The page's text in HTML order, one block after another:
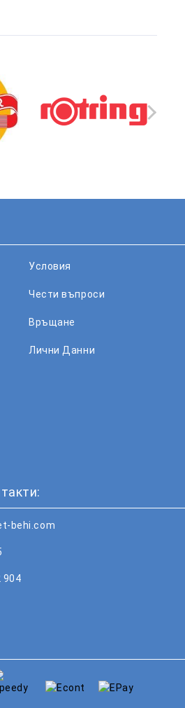
Условия
Чести въпроси
Връщане
Лични Данни
behi.com
904